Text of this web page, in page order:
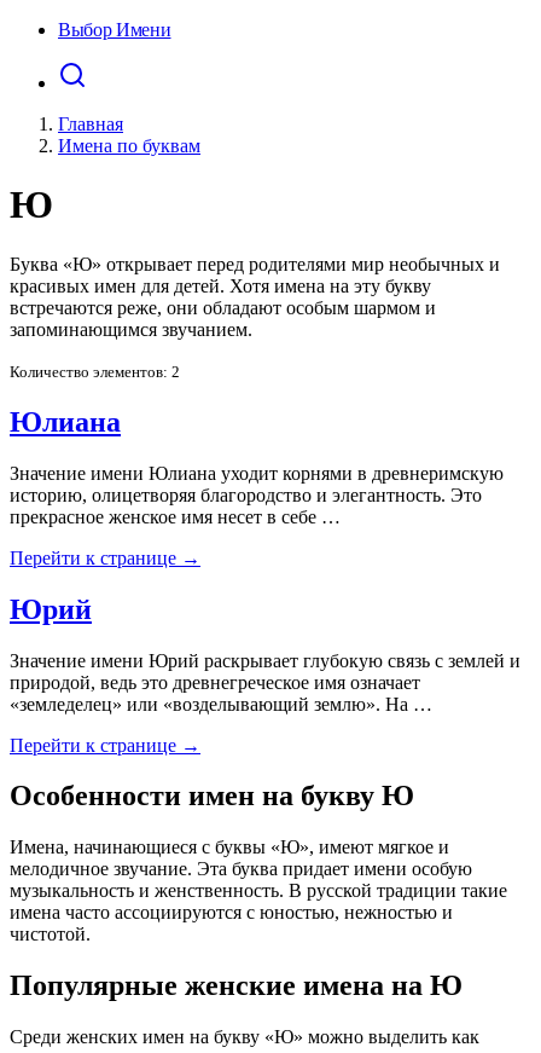
Выбор Имени
Главная
Имена по буквам
Ю
Буква «Ю» открывает перед родителями мир необычных и
красивых имен для детей. Хотя имена на эту букву
встречаются реже, они обладают особым шармом и
запоминающимся звучанием.
Количество элементов: 2
Юлиана
Значение имени Юлиана уходит корнями в древнеримскую
историю, олицетворяя благородство и элегантность. Это
прекрасное женское имя несет в себе …
Перейти к странице →
Юрий
Значение имени Юрий раскрывает глубокую связь с землей и
природой, ведь это древнегреческое имя означает
«земледелец» или «возделывающий землю». На …
Перейти к странице →
Особенности имен на букву Ю
Имена, начинающиеся с буквы «Ю», имеют мягкое и
мелодичное звучание. Эта буква придает имени особую
музыкальность и женственность. В русской традиции такие
имена часто ассоциируются с юностью, нежностью и
чистотой.
Популярные женские имена на Ю
Среди женских имен на букву «Ю» можно выделить как